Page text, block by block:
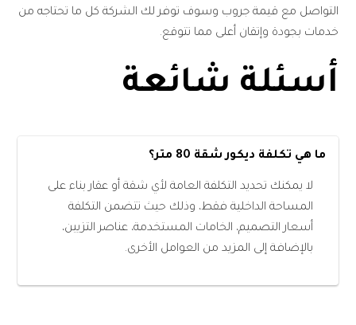
التواصل مع قيمة جروب وسوف توفر لك الشركة كل ما تحتاجه من
خدمات بجودة وإتقان أعلى مما تتوقع.
أسئلة شائعة
ما هي تكلفة ديكور شقة 80 متر؟
لا يمكنك تحديد التكلفة العامة لأي شقة أو عقار بناء على
المساحة الداخلية فقط، وذلك حيث تتضمن التكلفة
أسعار التصميم، الخامات المستخدمة، عناصر التزيين،
بالإضافة إلى المزيد من العوامل الأخرى.